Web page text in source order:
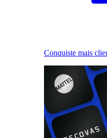
Conquiste mais